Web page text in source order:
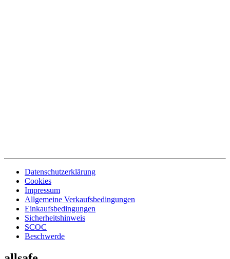
Datenschutzerklärung
Cookies
Impressum
Allgemeine Verkaufsbedingungen
Einkaufsbedingungen
Sicherheitshinweis
SCOC
Beschwerde